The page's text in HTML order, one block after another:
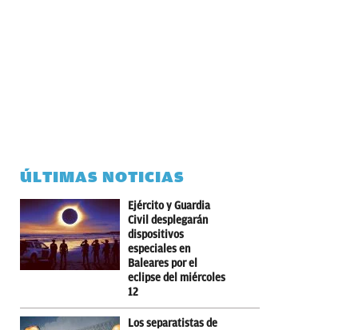
ÚLTIMAS NOTICIAS
Ejército y Guardia
Civil desplegarán
dispositivos
especiales en
Baleares por el
eclipse del miércoles
12
Los separatistas de